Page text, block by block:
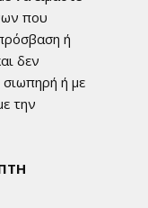
που
ή
δεν
ή με
την